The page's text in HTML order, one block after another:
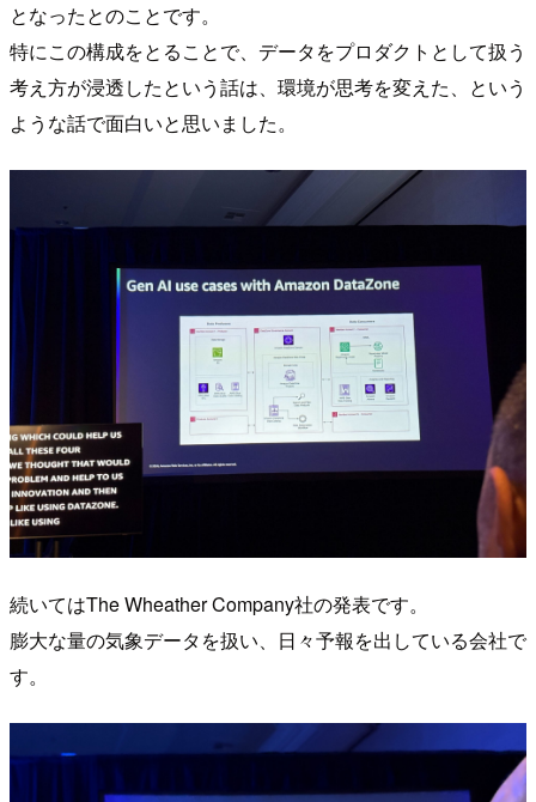
となったとのことです。
特にこの構成をとることで、データをプロダクトとして扱う
考え方が浸透したという話は、環境が思考を変えた、という
ような話で面白いと思いました。
続いてはThe Wheather Company社の発表です。
膨大な量の気象データを扱い、日々予報を出している会社で
す。